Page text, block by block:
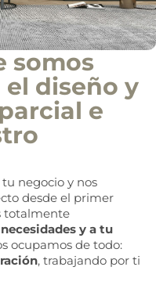
somos
diseño y
e
negocio y nos
desde el primer
totalmente
y a tu
ocupamos de todo:
, trabajando por ti